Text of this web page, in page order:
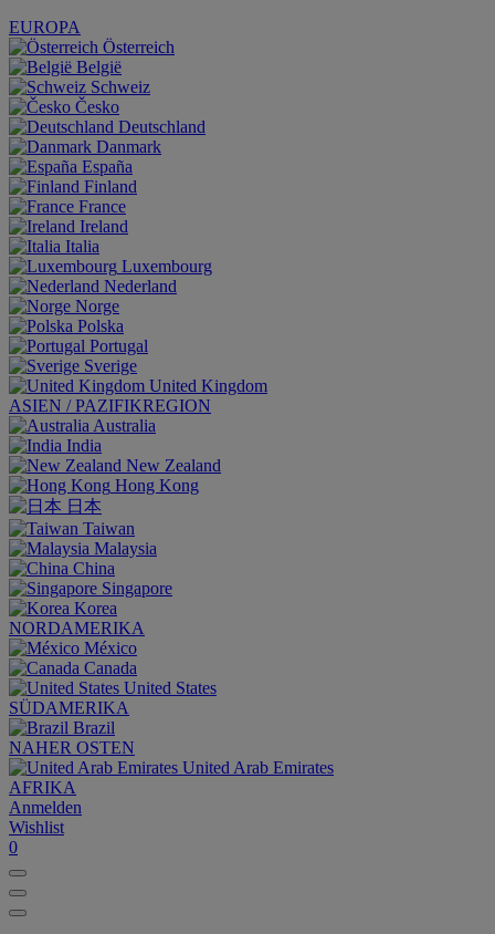
EUROPA
Österreich
België
Schweiz
Česko
Deutschland
Danmark
España
Finland
France
Ireland
Italia
Luxembourg
Nederland
Norge
Polska
Portugal
Sverige
United Kingdom
ASIEN / PAZIFIKREGION
Australia
India
New Zealand
Hong Kong
日本
Taiwan
Malaysia
China
Singapore
Korea
NORDAMERIKA
México
Canada
United States
SÜDAMERIKA
Brazil
NAHER OSTEN
United Arab Emirates
AFRIKA
Anmelden
Wishlist
0